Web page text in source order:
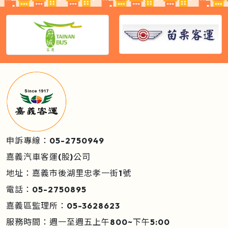
申訴專線：05-2750949
嘉義汽車客運(股)公司
地址：嘉義市後湖里忠孝一街1號
電話：05-2750895
嘉義區監理所：05-3628623
服務時間：週一至週五上午800~下午5:00